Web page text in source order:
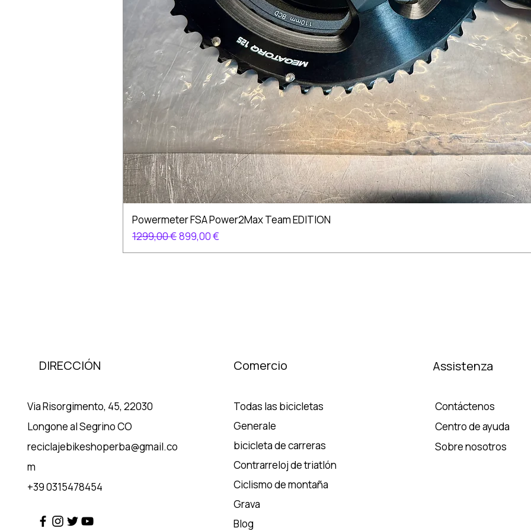
Powermeter FSA Power2Max Team EDITION
Precio
1299,00 €Precio de oferta
899,00 €
DIRECCIÓN
Via Risorgimento, 45, 22030
Longone al Segrino CO
reciclajebikeshoperba@gmail.co
m
+39 0315478454
Comercio
Todas las bicicletas
Generale
bicicleta de carreras
Contrarreloj de triatlón
Ciclismo de montaña
Grava
Blog
Assistenza
Contáctenos
Centro de ayuda
Sobre nosotros